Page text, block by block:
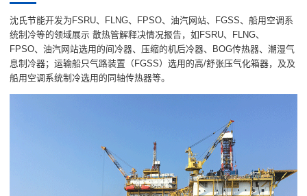
沈氏节能开发为FSRU、FLNG、FPSO、油汽网站、FGSS、船用空调系
统制冷等的领域展示 散热管解释决情况报告，如FSRU、FLNG、
FPSO、油汽网站选用的间冷器、压缩的机后冷器、BOG传热器、潮湿气
息制冷器；运输船只气路装置（FGSS）选用的高/舒张压气化箱器，及及
船用空调系统制冷选用的同轴传热器等。